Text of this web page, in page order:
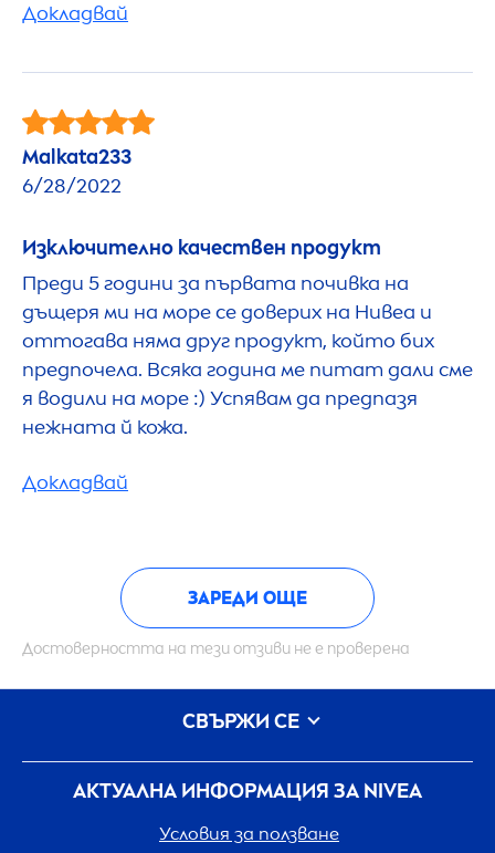
Докладвай
Malkata233
6/28/2022
Изключително качествен продукт
Преди 5 години за първата почивка на
дъщеря ми на море се доверих на Нивеа и
оттогава няма друг продукт, който бих
предпочела. Всяка година ме питат дали сме
я водили на море :) Успявам да предпазя
нежната й кожа.
Докладвай
ЗАРЕДИ ОЩЕ
Достоверността на тези отзиви не е проверена
АКТУАЛНА ИНФОРМАЦИЯ ЗА NIVEA
Условия за ползване
СВЪРЖИ СЕ